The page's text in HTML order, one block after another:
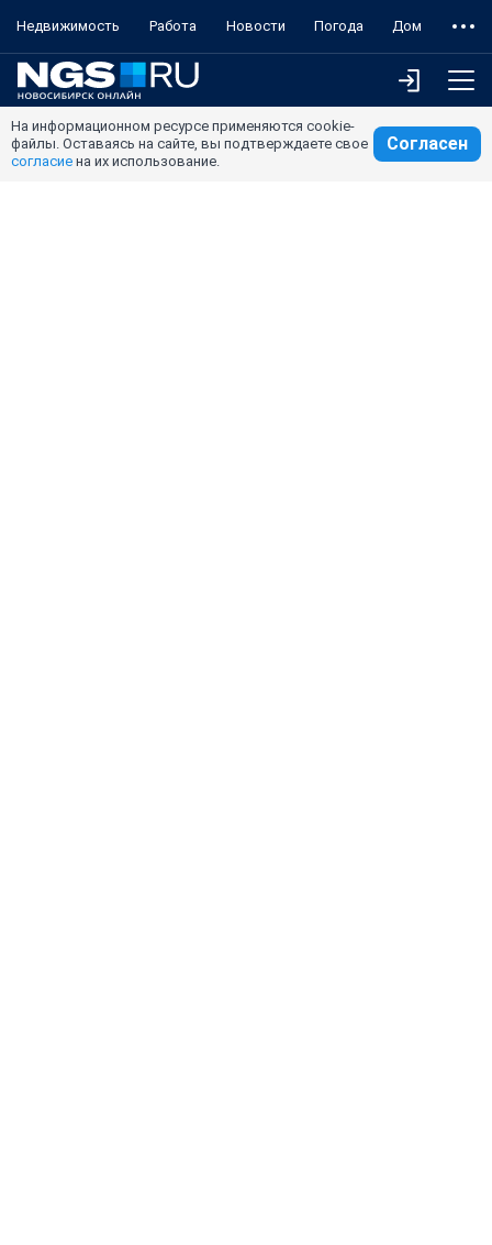
Недвижимость Работа Новости Погода Дом
На информационном ресурсе применяются cookie-
файлы. Оставаясь на сайте, вы подтверждаете свое
согласие на их использование.
Согласен